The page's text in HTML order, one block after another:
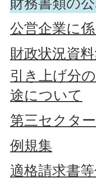
公営企業に
財政状況資
引き上げ分
途について
第三セクタ
例規集
適格請求書